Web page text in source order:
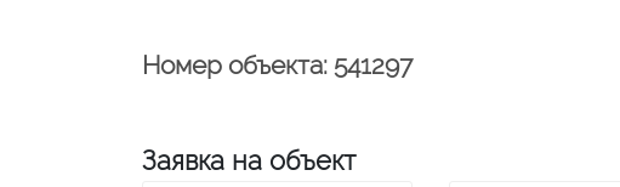
Номер объекта: 541297
Заявка на объект